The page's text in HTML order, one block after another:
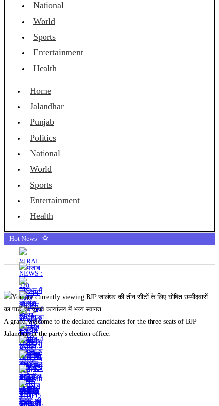
National
World
Sports
Entertainment
Health
Home
Jalandhar
Punjab
Politics
National
World
Sports
Entertainment
Health
Hot News
A grand welcome to the declared candidates for the three seats of BJP
Jalandhar at the party's election office.